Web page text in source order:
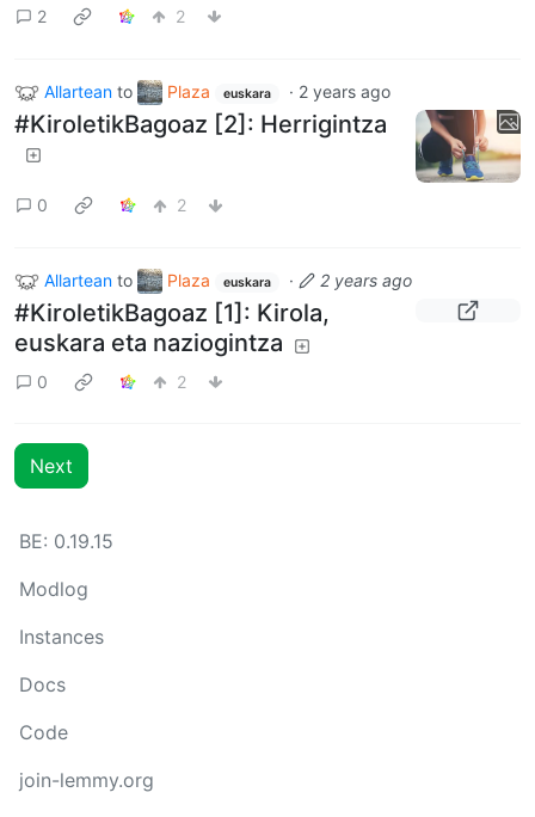
2 2
Allartean to Plaza euskara · 2 years ago
#KiroletikBagoaz [2]: Herrigintza
0 2
Allartean to Plaza euskara · 2 years ago
#KiroletikBagoaz [1]: Kirola,
euskara eta naziogintza
0 2
Next
BE: 0.19.15
Modlog
Instances
Docs
Code
join-lemmy.org